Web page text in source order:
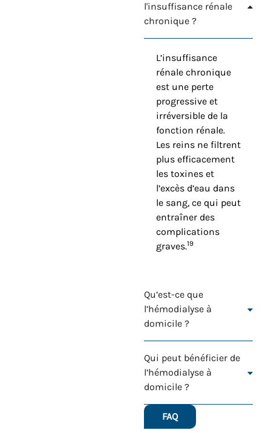
l'insuffisance rénale
chronique ?
L’insuffisance
rénale chronique
est une perte
progressive et
irréversible de la
fonction rénale.
Les reins ne filtrent
plus efficacement
les toxines et
l’excès d’eau dans
le sang, ce qui peut
entraîner des
complications
graves.19
Qu’est-ce que
l’hémodialyse à
domicile ?
Qui peut bénéficier de
l’hémodialyse à
domicile ?
FAQ